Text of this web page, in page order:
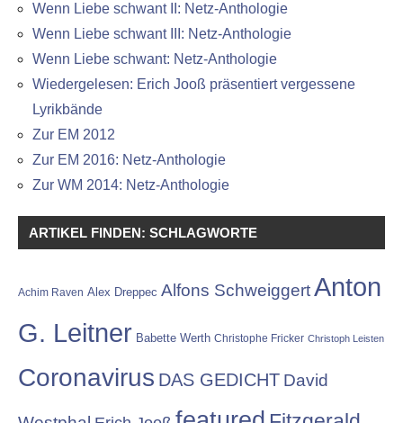
Wenn Liebe schwant II: Netz-Anthologie
Wenn Liebe schwant III: Netz-Anthologie
Wenn Liebe schwant: Netz-Anthologie
Wiedergelesen: Erich Jooß präsentiert vergessene
Lyrikbände
Zur EM 2012
Zur EM 2016: Netz-Anthologie
Zur WM 2014: Netz-Anthologie
ARTIKEL FINDEN: SCHLAGWORTE
Achim Raven Alex Dreppec Alfons SchweiggertAnton
G. Leitner Babette Werth Christophe Fricker Christoph Leisten
Coronavirus DAS GEDICHT David